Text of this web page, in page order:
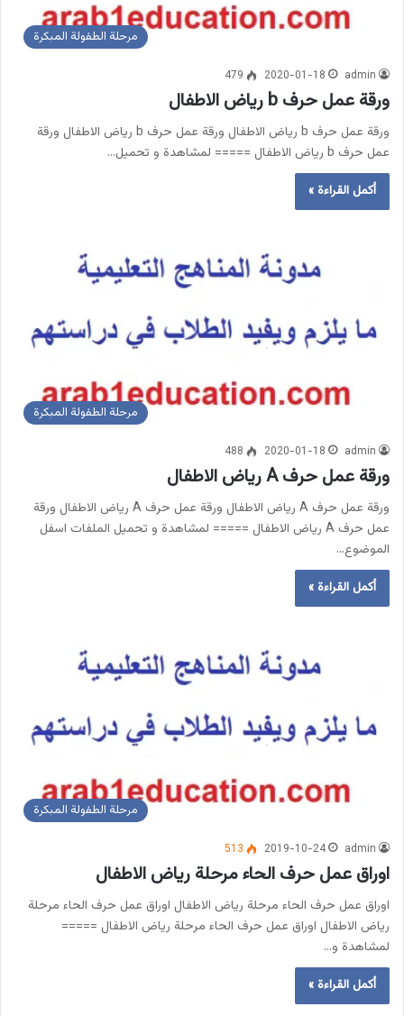
مرحلة الطفولة المبكرة
admin
2020-01-18
479
ورقة عمل حرف b رياض الاطفال
ورقة عمل حرف b رياض الاطفال ورقة عمل حرف b رياض الاطفال ورقة
عمل حرف b رياض الاطفال ===== لمشاهدة و تحميل…
أكمل القراءة »
مرحلة الطفولة المبكرة
admin
2020-01-18
488
ورقة عمل حرف A رياض الاطفال
ورقة عمل حرف A رياض الاطفال ورقة عمل حرف A رياض الاطفال ورقة
عمل حرف A رياض الاطفال ===== لمشاهدة و تحميل الملفات اسفل
الموضوع…
أكمل القراءة »
مرحلة الطفولة المبكرة
admin
2019-10-24
513
اوراق عمل حرف الحاء مرحلة رياض الاطفال
اوراق عمل حرف الحاء مرحلة رياض الاطفال اوراق عمل حرف الحاء مرحلة
رياض الاطفال اوراق عمل حرف الحاء مرحلة رياض الاطفال =====
لمشاهدة و…
أكمل القراءة »